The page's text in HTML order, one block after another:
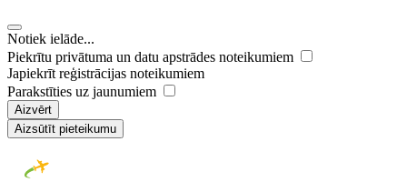
Notiek ielāde...
Piekrītu privātuma un datu apstrādes noteikumiem
Japiekrīt reģistrācijas noteikumiem
Parakstīties uz jaunumiem
Aizvērt
Aizsūtīt pieteikumu